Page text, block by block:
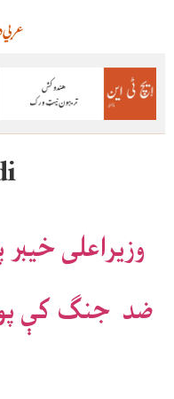
عربي
وزیراعلی
ضد جنګ کې